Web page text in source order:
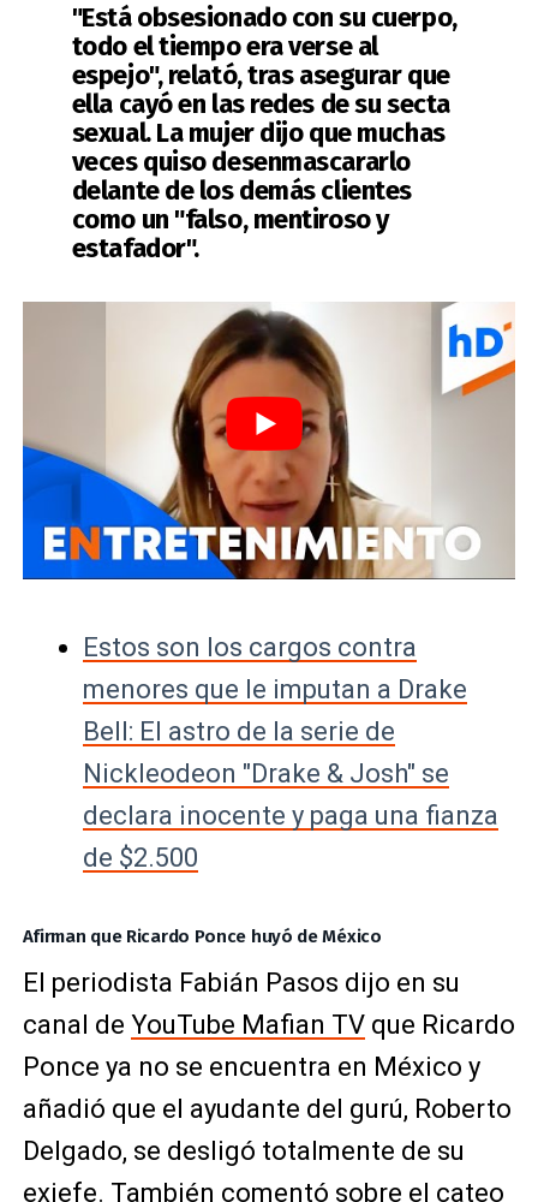
"Está obsesionado con su cuerpo,
todo el tiempo era verse al
espejo", relató, tras asegurar que
ella cayó en las redes de su secta
sexual. La mujer dijo que muchas
veces quiso desenmascararlo
delante de los demás clientes
como un "falso, mentiroso y
estafador".
Estos son los cargos contra
menores que le imputan a Drake
Bell: El astro de la serie de
Nickleodeon "Drake & Josh" se
declara inocente y paga una fianza
de $2.500
Afirman que Ricardo Ponce huyó de México
El periodista Fabián Pasos dijo en su
canal de YouTube Mafian TVque Ricardo
Ponce ya no se encuentra en México y
añadió que el ayudante del gurú, Roberto
Delgado, se desligó totalmente de su
exjefe. También comentó sobre el cateo